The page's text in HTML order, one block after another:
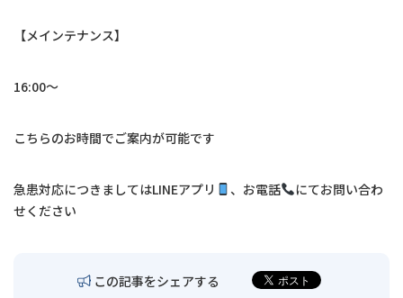
【メインテナンス】
16:00〜
こちらのお時間でご案内が可能です
急患対応につきましてはLINEアプリ 、お電話
にてお問い合わ
せください
この記事をシェアする